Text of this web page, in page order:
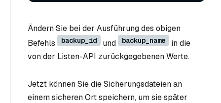
Ändern Sie bei der Ausführung des obigen
Befehls
backup_id und backup_name
in die
von der Listen-API zurückgegebenen Werte.
Jetzt können Sie die Sicherungsdateien an
einem sicheren Ort speichern, um sie später